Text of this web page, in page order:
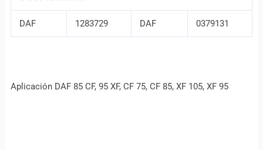
DAF 1283729 DAF 0379131
Aplicación DAF 85 CF, 95 XF, CF 75, CF 85, XF 105, XF 95